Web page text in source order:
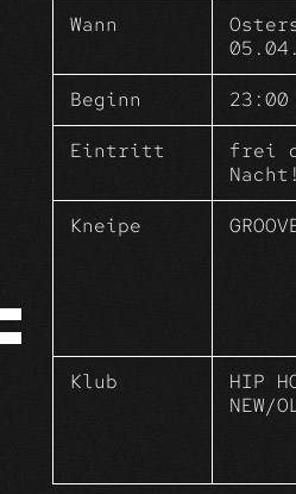
Mitarbeiter,
Freunde vom
Wir freuen
Wann
Beginn 23:00
Eintritt
frei
Nacht!
Kneipe
Klub
HIP
NEW/